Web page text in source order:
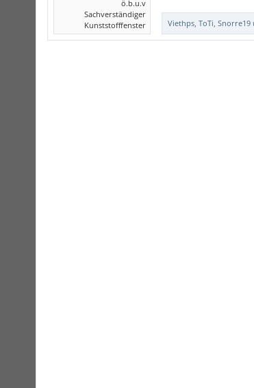
ö.b.u.v
Sachverständiger
Kunststofffenster
Viethps, ToTi, Snorre19